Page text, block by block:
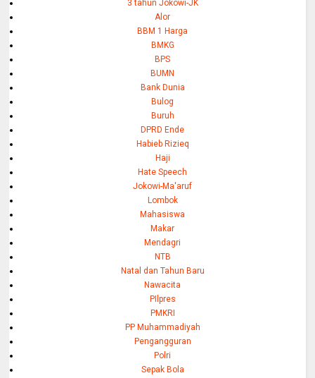
3 tahun Jokowi-JK
Alor
BBM 1 Harga
BMKG
BPS
BUMN
Bank Dunia
Bulog
Buruh
DPRD Ende
Habieb Rizieq
Haji
Hate Speech
Jokowi-Ma'aruf
Lombok
Mahasiswa
Makar
Mendagri
NTB
Natal dan Tahun Baru
Nawacita
PIlpres
PMKRI
PP Muhammadiyah
Pengangguran
Polri
Sepak Bola